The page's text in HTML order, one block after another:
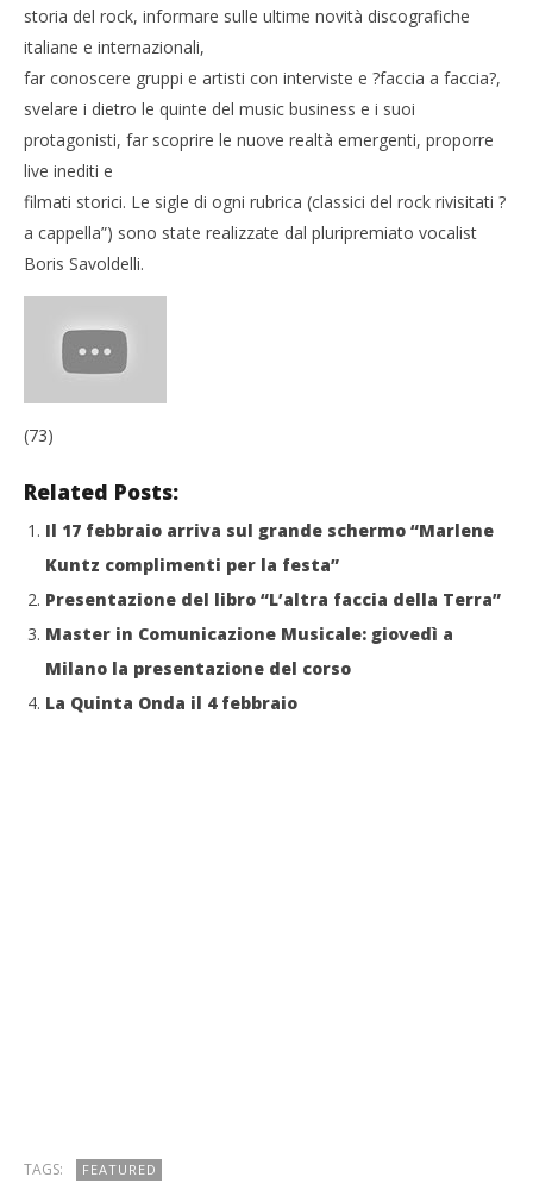
storia del rock, informare sulle ultime novità discografiche
italiane e internazionali,
far conoscere gruppi e artisti con interviste e ?faccia a faccia?,
svelare i dietro le quinte del music business e i suoi
protagonisti, far scoprire le nuove realtà emergenti, proporre
live inediti e
filmati storici. Le sigle di ogni rubrica (classici del rock rivisitati ?
a cappella”) sono state realizzate dal pluripremiato vocalist
Boris Savoldelli.
(73)
Related Posts:
Il 17 febbraio arriva sul grande schermo “Marlene
Kuntz complimenti per la festa”
Presentazione del libro “L’altra faccia della Terra”
Master in Comunicazione Musicale: giovedì a
Milano la presentazione del corso
La Quinta Onda il 4 febbraio
TAGS: FEATURED